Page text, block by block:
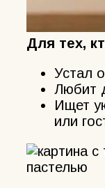
Для тех,
Устал
Любит
Ищет
или